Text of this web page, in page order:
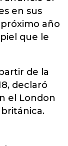
en sus
año
que le
de la
declaró
el London